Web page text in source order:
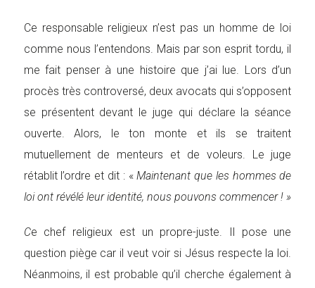
Ce responsable religieux n’est pas un homme de loi
comme nous l’entendons. Mais par son esprit tordu, il
me fait penser à une histoire que j’ai lue. Lors d’un
procès très controversé, deux avocats qui s’opposent
se présentent devant le juge qui déclare la séance
ouverte. Alors, le ton monte et ils se traitent
mutuellement de menteurs et de voleurs. Le juge
rétablit l’ordre et dit : «Maintenant que les hommes de
loi ont révélé leur identité, nous pouvons commencer ! »
Ce chef religieux est un propre-juste. Il pose une
question piège car il veut voir si Jésus respecte la loi.
Néanmoins, il est probable qu’il cherche également à